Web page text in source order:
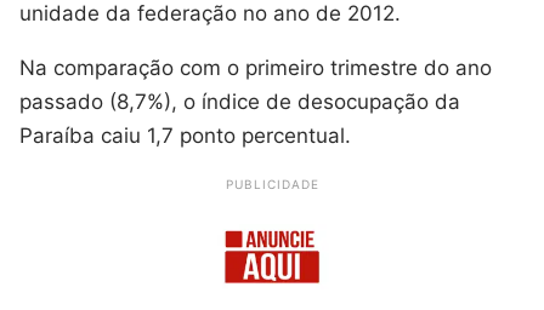
unidade da federação no ano de 2012.
Na comparação com o primeiro trimestre do ano
passado (8,7%), o índice de desocupação da
Paraíba caiu 1,7 ponto percentual.
PUBLICIDADE